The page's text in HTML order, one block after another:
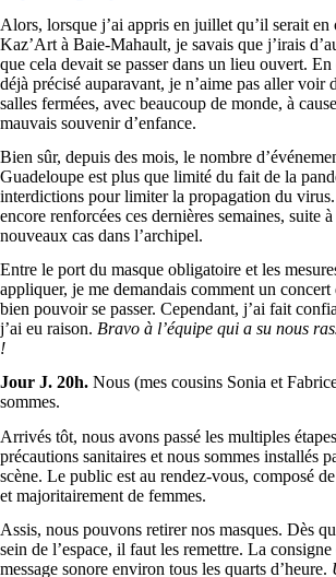
Alors, lorsque j’ai appris en juillet qu’il serait en
Kaz’Art à Baie-Mahault, je savais que j’irais
que cela devait se passer dans un lieu ouvert.
déjà précisé auparavant, je n’aime pas aller voir
salles fermées, avec beaucoup de monde, à
mauvais souvenir d’enfance.
Bien sûr, depuis des mois, le nombre
Guadeloupe est plus que limité du fait de la
interdictions pour limiter la propagation du
encore renforcées ces dernières semaines, suite
nouveaux cas dans l’archipel.
Entre le port du masque obligatoire et les
appliquer, je me demandais comment un
bien pouvoir se passer. Cependant, j’ai fait
j’ai eu raison. Bravo à l’équipe qui a su nous
!
Jour J. 20h. Nous (mes cousins Sonia et
sommes.
Arrivés tôt, nous avons passé les multiples
précautions sanitaires et nous sommes installés
scène. Le public est au rendez-vous, composé
et majoritairement de femmes.
Assis, nous pouvons retirer nos masques. Dès
sein de l’espace, il faut les remettre. La
message sonore environ tous les quarts d’heure.